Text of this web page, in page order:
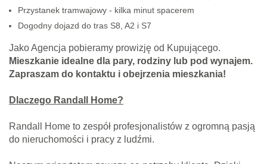
Przystanek tramwajowy - kilka minut spacerem
Dogodny dojazd do tras S8, A2 i S7
Jako Agencja pobieramy prowizję od Kupującego.
Mieszkanie idealne dla pary, rodziny lub pod wynajem.
Zapraszam do kontaktu i obejrzenia mieszkania!
Dlaczego Randall Home?
Randall Home to zespół profesjonalistów z ogromną pasją
do nieruchomości i pracy z ludźmi.